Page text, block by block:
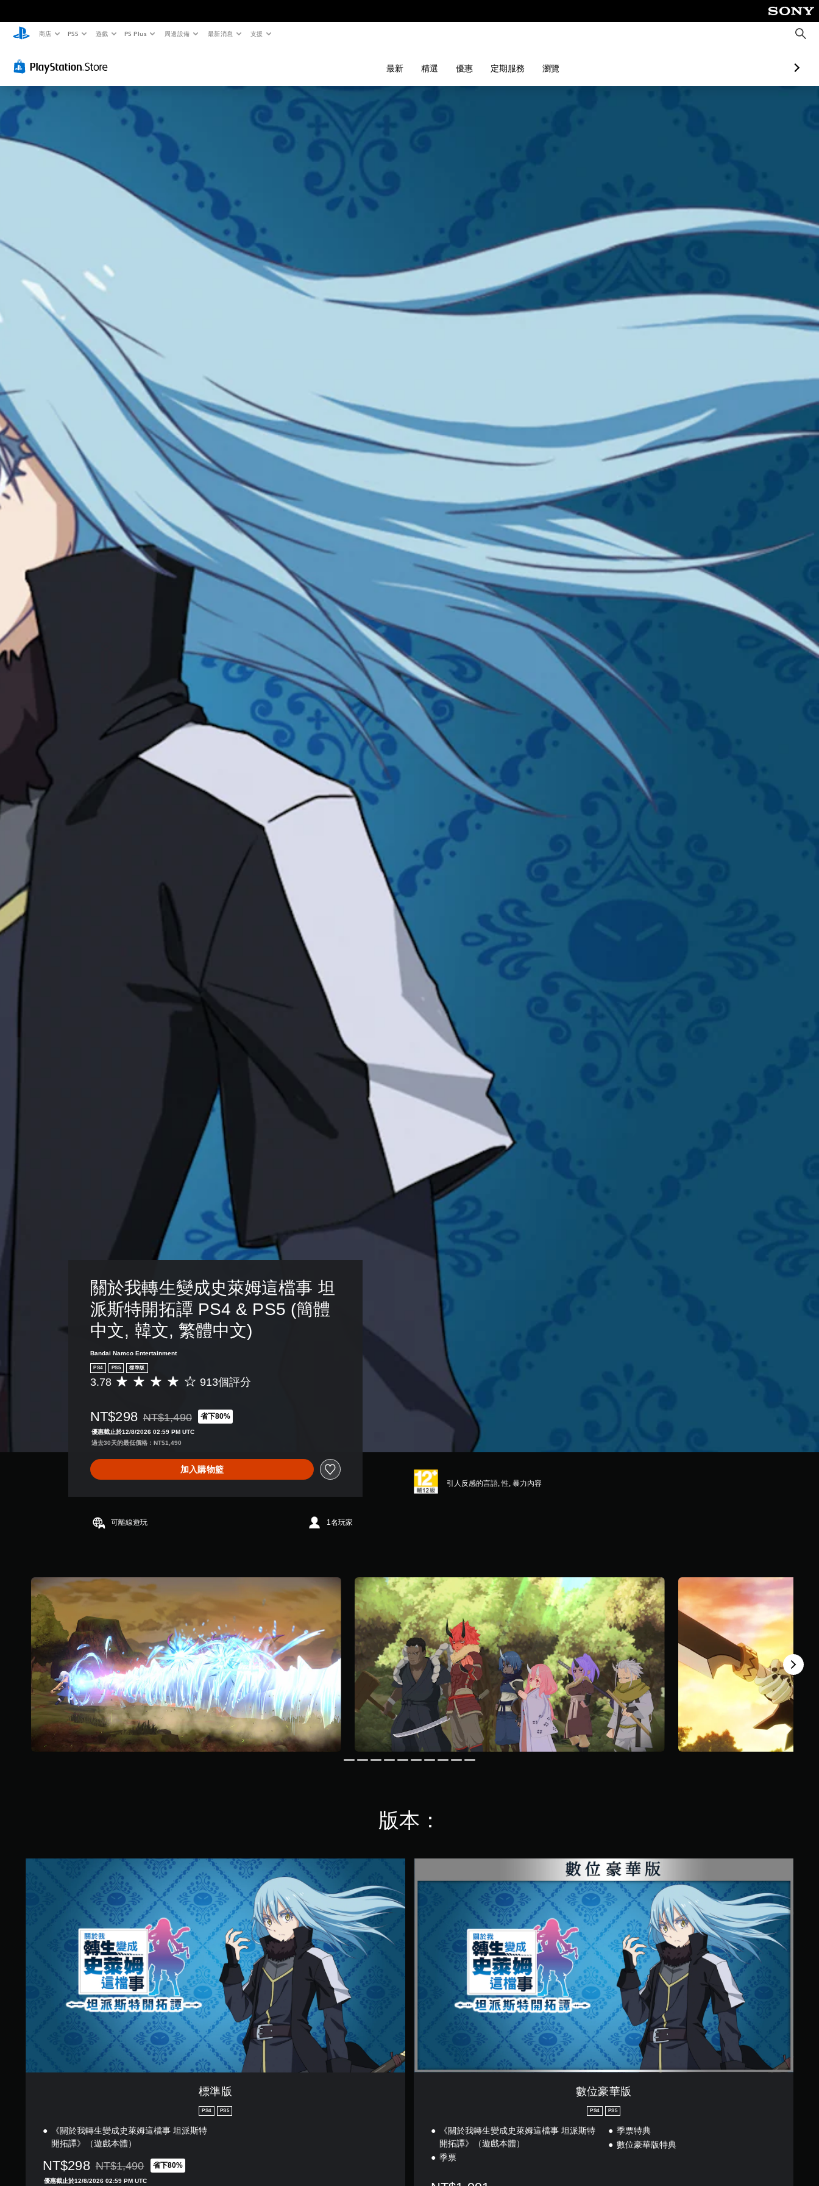
商店 PS5 遊戲 PS Plus 周邊設備 最新消息 支援
搜
尋
最新 精選 優惠 定期服務 瀏覽
關於我轉生變成史萊姆這檔事 坦
派斯特開拓譚 PS4 & PS5 (簡體
中文, 韓文, 繁體中文)
Bandai Namco Entertainment
PS4 PS5 標準版
平
分
為
3
7
8
星
滿
）
，
共
9
3
則
評
分
3.78 913個評分
NT$298 折扣前原價為NT$1,490
NT$1,490 省下80%
優惠截止於12/8/2026 02:59 PM UTC
過去30天的最低價格：NT$1,490
加入購物籃
引人反感的言語, 性, 暴力內容
可離線遊玩 1名玩家
版本：
標準版
PS4 PS5
《關於我轉生變成史萊姆這檔事 坦派斯特
開拓譚》（遊戲本體）
NT$298 折扣前原價為NT$1,490
NT$1,490 省下80%
優惠截止於12/8/2026 02:59 PM UTC
數位豪華版
PS4 PS5
《關於我轉生變成史萊姆這檔事 坦派斯特
開拓譚》（遊戲本體）
季票
季票特典
數位豪華版特典